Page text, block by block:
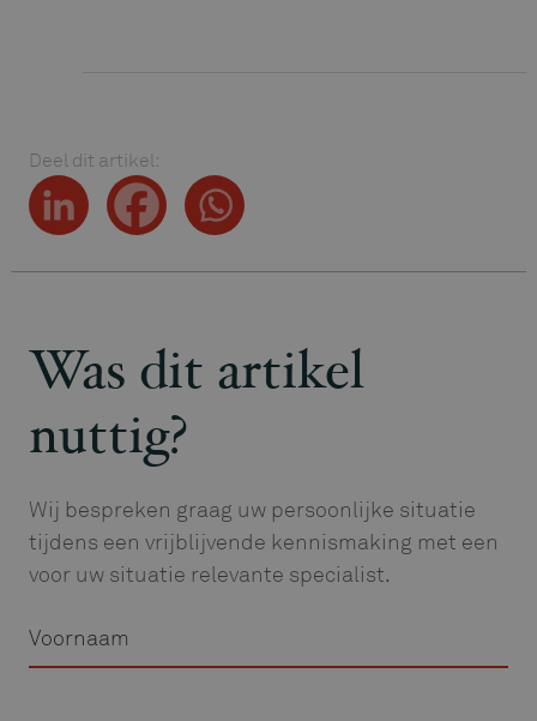
Deel dit artikel:
Was dit artikel
nuttig?
Wij bespreken graag uw persoonlijke situatie
tijdens een vrijblijvende kennismaking met een
voor uw situatie relevante specialist.